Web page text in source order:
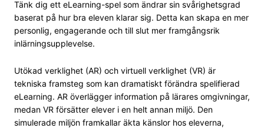
Tänk dig ett eLearning-spel som ändrar sin svårighetsgrad
baserat på hur bra eleven klarar sig. Detta kan skapa en mer
personlig, engagerande och till slut mer framgångsrik
inlärningsupplevelse.
Utökad verklighet (AR) och virtuell verklighet (VR) är
tekniska framsteg som kan dramatiskt förändra spelifierad
eLearning. AR överlägger information på lärares omgivningar,
medan VR försätter elever i en helt annan miljö. Den
simulerade miljön framkallar äkta känslor hos eleverna,